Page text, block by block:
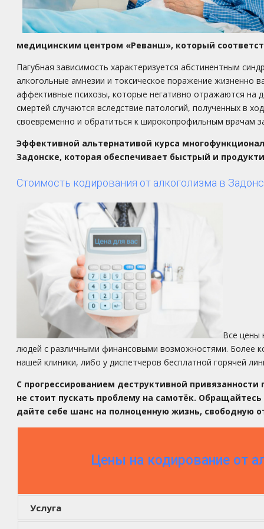
медицинским центром «Реванш», который
Пагубная зависимость характеризуется абстинентным
алкогольные амнезии и токсическое поражение жизненно
аффективные психозы, которые негативно отражаются на
смертей случаются вследствие патологий, полученных в
своевременно и обратиться к широкопрофильным врачам
Эффективной альтернативой курса
Задонске, которая обеспечивает быстрый и
Стоимость кодирования от алкоголизма в
Все цены
людей с различными финансовыми возможностями. Более
нашей клиники, либо у диспетчеров бесплатной горячей
С прогрессированием деструктивной
не стоит пускать проблему на самотёк.
дайте себе шанс на полноценную жизнь, свободную
Цены на кодирование от
Услуга